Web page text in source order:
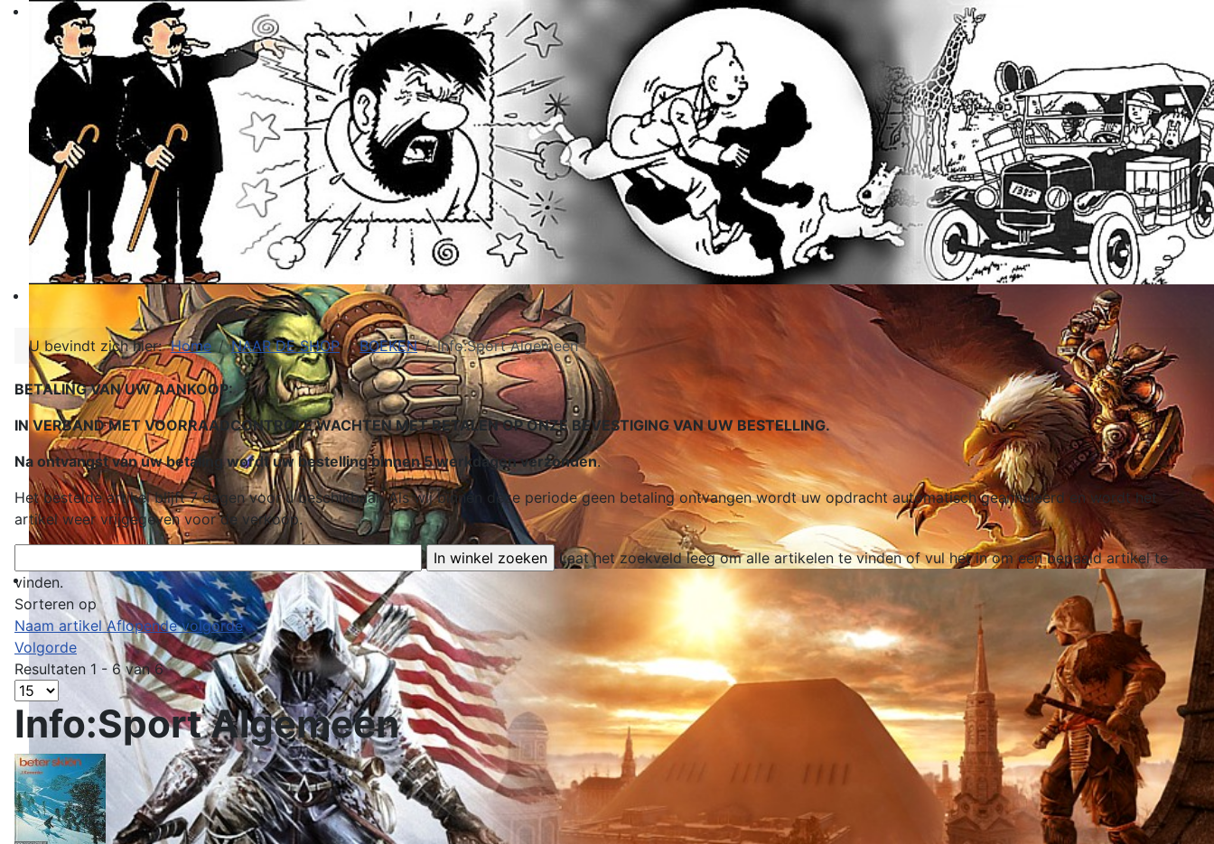
U bevindt zich hier:Home NAAR DE SHOP BOEKEN Info:Sport Algemeen
BETALING VAN UW AANKOOP:
IN VERBAND MET VOORRAADCONTROLE WACHTEN MET BETALEN OP ONZE BEVESTIGING VAN UW BESTELLING.
Na ontvangst van uw betaling wordt uw bestelling binnen 5 werkdagen verzonden.
Het bestelde artikel blijft 7 dagen voor u beschikbaar. Als wij binnen deze periode geen betaling ontvangen wordt uw opdracht automatisch geannuleerd en wordt het
artikel weer vrijgegeven voor de verkoop.
Laat het zoekveld leeg om alle artikelen te vinden of vul het in om een bepaald artikel te
vinden.
Sorteren op
Naam artikel Aflopende volgorde
Volgorde
Resultaten 1 - 6 van 6
Info:Sport Algemeen